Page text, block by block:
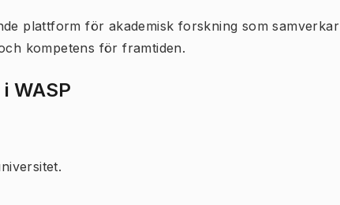
plattform för akademisk forskning som samverkar
kompetens för framtiden.
WASP